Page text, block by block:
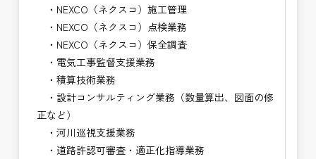
・NEXCO（ネクスコ）施工管理
・NEXCO（ネクスコ）点検業務
・NEXCO（ネクスコ）保全調査
・電気工事監督支援業務
・積算技術業務
・設計コンサルティング業務（数量算出、図面の修
正など）
・河川巡視支援業務
・道路許認可審査・適正化指導業務